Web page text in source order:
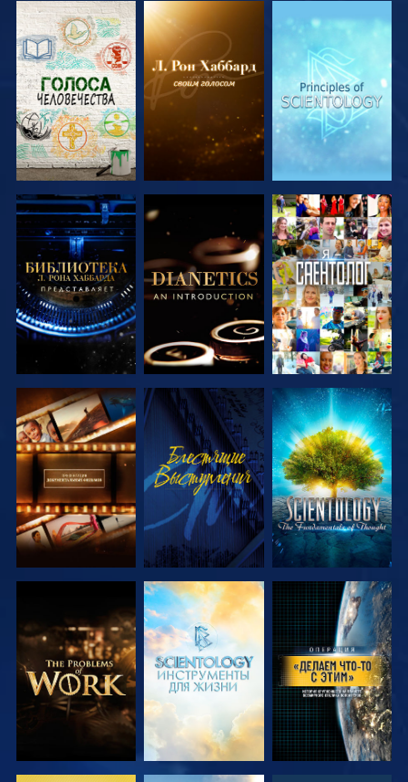
СМОТРЕТЬ
ПЕРЕДАЧИ
СМОТРЕТЬ
ПЕРЕДАЧИ
СМОТРЕТЬ
ПЕРЕДАЧИ
СМОТРЕТЬ
ПЕРЕДАЧИ
СМОТРЕТЬ
ПЕРЕДАЧИ
СМОТРЕТЬ
СМОТРЕТЬ
ПЕРЕДАЧИ
СМОТРЕТЬ
СМОТРЕТЬ
ПЕРЕДАЧИ
СМОТРЕТЬ
ПЕРЕДАЧИ
СМОТРЕТЬ
ПЕРЕДАЧИ
СМОТРЕТЬ